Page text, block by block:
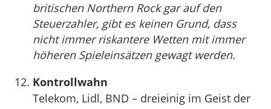
britischen Northern Rock gar auf den
Steuerzahler, gibt es keinen Grund, dass
nicht immer riskantere Wetten mit immer
höheren Spieleinsätzen gewagt werden.
Kontrollwahn
Telekom, Lidl, BND – dreieinig im Geist der